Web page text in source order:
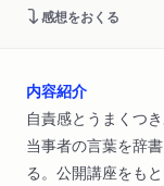
感想をおくる
内容紹介
自責感とうまくつき
当事者の言葉を辞
る。公開講座をも